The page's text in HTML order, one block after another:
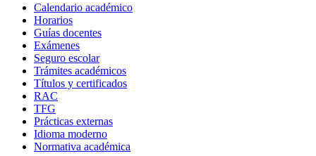
Calendario académico
Horarios
Guías docentes
Exámenes
Seguro escolar
Trámites académicos
Títulos y certificados
RAC
TFG
Prácticas externas
Idioma moderno
Normativa académica